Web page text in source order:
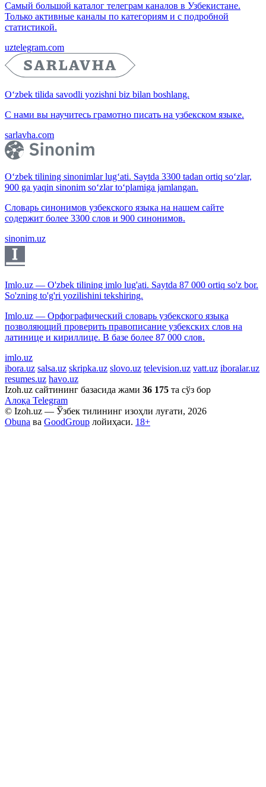
Самый большой каталог телеграм каналов в Узбекистане.
Только активные каналы по категориям и с подробной
статистикой.
uztelegram.com
O‘zbek tilida savodli yozishni biz bilan boshlang.
С нами вы научитесь грамотно писать на узбекском языке.
sarlavha.com
O‘zbek tilining sinonimlar lug‘ati. Saytda 3300 tadan ortiq so‘zlar,
900 ga yaqin sinonim so‘zlar to‘plamiga jamlangan.
Словарь синонимов узбекского языка на нашем сайте
содержит более 3300 слов и 900 синонимов.
sinonim.uz
Imlo.uz — O'zbek tilining imlo lug'ati. Saytda 87 000 ortiq so'z bor.
So'zning to'g'ri yozilishini tekshiring.
Imlo.uz — Орфографический словарь узбекского языка
позволяющий проверить правописание узбекских слов на
латинице и кириллице. В базе более 87 000 слов.
imlo.uz
ibora.uz salsa.uz skripka.uz slovo.uz television.uz vatt.uz iboralar.uz
resumes.uz havo.uz
Izoh.uz сайтининг базасида жами 36 175 та сўз бор
Алоқа Telegram
© Izoh.uz — Ўзбек тилининг изоҳли луғати, 2026
Obuna ва GoodGroup лойиҳаси. 18+